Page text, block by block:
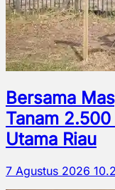
Bersama
Tanam
Utama Riau
7 Agustus 2026